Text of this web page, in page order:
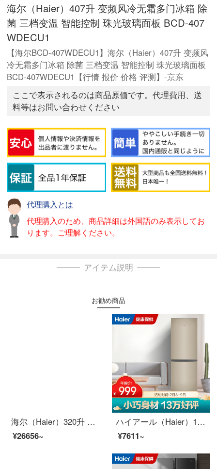
海尔（Haier）407升 变频风冷无霜多门冰箱 除
菌 三档变温 智能控制 珠光玻璃面板 BCD-407
WDECU1
【海尔BCD-407WDECU1】海尔（Haier）407升 变频风
冷无霜多门冰箱 除菌 三档变温 智能控制 珠光玻璃面板
BCD-407WDECU1【行情 报价 价格 评测】-京东
ここで表示されるのは商品原価です。代理費用、送
料等はお問い合わせください
代理購入とは
代理購入のため、商品詳細は外国語のみ表示してお
ります。ご理解ください。
アイテム説明
お勧め商品
海尔（Haier）320升 变频风冷无霜两门冰箱 干湿分储 大冷冻空间 节能静音 BCD-320WDPG
¥26656~
ハイアール（Haier）178リットルの両門直冷冷蔵庫省エネ静音アルミ板蒸発器家庭用小型冷蔵庫宿舎の賃貸は場所BCD-178 TMPTを占めません。
¥7611~